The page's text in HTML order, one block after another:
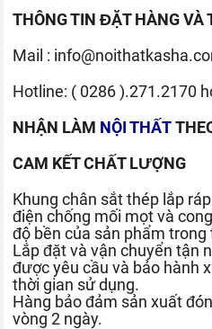
THÔNG TIN ĐẶT HÀNG VÀ
Mail :
Hotline: ( 0286 ).271.2170
NHẬN LÀM NỘI THẤT
CAM KẾT CHẤT LƯỢNG
Khung chân sắt thép lắp
điện chống mối mọt và
độ bền của sản phẩm trong
Lắp đặt và vận chuyển tận
được yêu cầu và bảo hành
thời gian sử dụng.
Hàng bảo đảm sản xuất
vòng 2 ngày.